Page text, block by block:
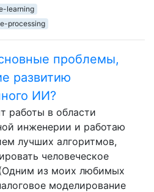
learning
processing
проблемы,
развитию
ИИ?
работы в области
инженерии и работаю
лучших алгоритмов,
человеческое
из моих любимых
моделирование